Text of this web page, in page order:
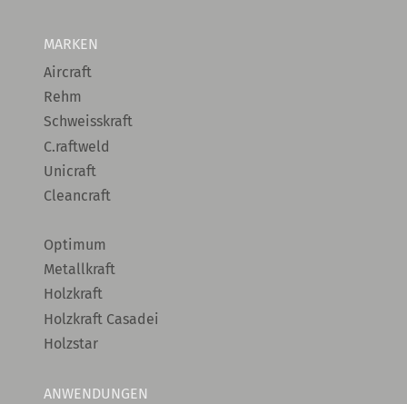
MARKEN
Aircraft
Rehm
Schweisskraft
C.raftweld
Unicraft
Cleancraft
Optimum
Metallkraft
Holzkraft
Holzkraft Casadei
Holzstar
ANWENDUNGEN